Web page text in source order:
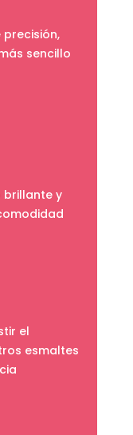
sencillo
brillante y
el
esmaltes